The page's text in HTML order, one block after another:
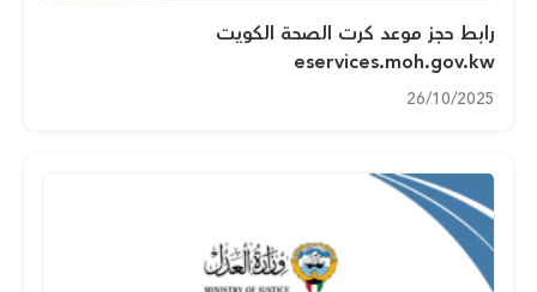
رابط حجز موعد كرت الصحة الكويت
eservices.moh.gov.kw
26/10/2025